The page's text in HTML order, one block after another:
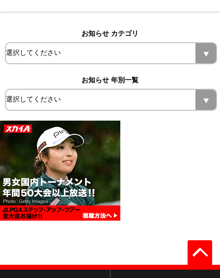
お知らせ カテゴリ
お知らせ 年別一覧